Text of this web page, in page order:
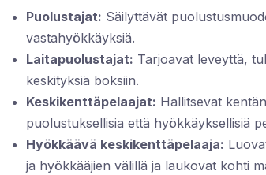
Puolustajat: Säilyttävät
vastahyökkäyksiä.
Laitapuolustajat: Tarjoavat leveyttä,
keskityksiä boksiin.
Keskikenttäpelaajat: Hallitsevat
puolustuksellisia että hyökkäyksellisiä
Hyökkäävä keskikenttäpelaaja:
ja hyökkääjien välillä ja laukovat kohti